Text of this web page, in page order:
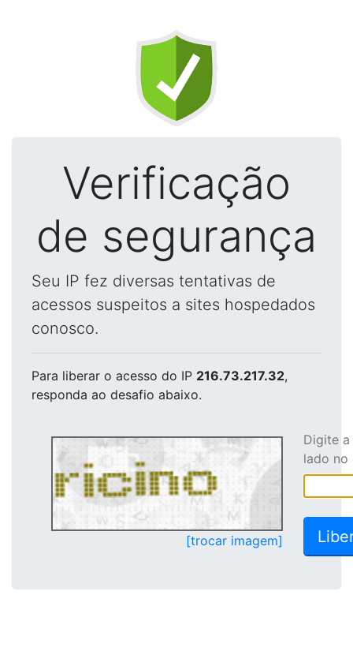
Verificação
de segurança
Seu IP fez diversas tentativas de
acessos suspeitos a sites hospedados
conosco.
Para liberar o acesso do IP 216.73.217.32,
responda ao desafio abaixo.
[trocar imagem]
Digite
lado no